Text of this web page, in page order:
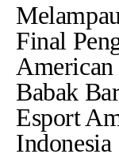
Final
American
Babak
Esport
Indonesia